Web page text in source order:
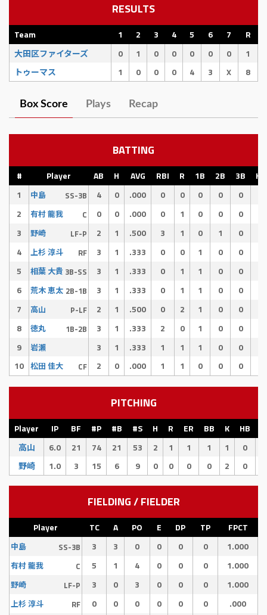
RESULTS
Team 1 2 3 4 5 6 7
R
大田区ファイターズ
0 1 0 0 0 0 0
1
トゥーマス
1 0 0 0 4 3 X 8
Box Score Plays Recap
BATTING
# Player AB H AVG RBI R 1B 2B 3B
HR
1
中島 SS-3B 4 0 .000 0 0 0 0 0
2
有村 龍我 C 0 0 .000 0 1 0 0 0
3
野崎 LF-P 2 1 .500 3 1 0 1 0
4
上杉 淳斗 RF 3 1 .333 0 0 1 0 0
5
相葉 大貴 3B-SS 3 1 .333 0 1 1 0 0
6
荒木 恵太 2B-1B 3 1 .333 0 1 1 0 0
7
高山 P-LF 2 1 .500 0 2 1 0 0
8
徳丸 1B-2B 3 1 .333 2 0 1 0 0
9
岩瀨 3 1 .333 1 1 1 0 0
10 松田 佳大 CF 2 0 .000 1 1 0 0 0
PITCHING
Player IP BF #P #B #S H R ER BB K HB
高山
6.0 21 74 21 53 2 1 1 1 1 0
野崎
1.0 3 15 6 9 0 0 0 0 2 0
FIELDING / FIELDER
Player TC A PO E DP TP FPCT
中島 SS-3B 3 3 0 0 0 0 1.000
有村 龍我 C 5 1 4 0 0 0 1.000
野崎 LF-P 3 0 3 0 0 0 1.000
上杉 淳斗 RF 0 0 0 0 0 0 .000